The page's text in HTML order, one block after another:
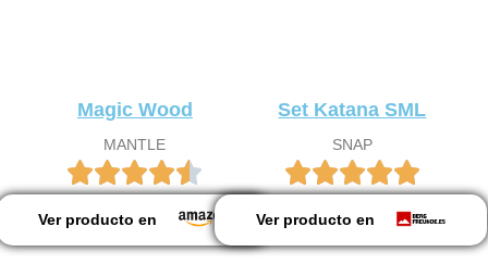
Magic Wood
MANTLE
Ver producto en
Set Katana SML
SNAP
Ver producto en